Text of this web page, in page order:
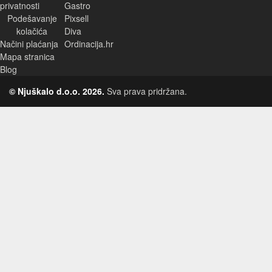
privatnosti
Podešavanje
kolačića
Načini plaćanja
Mapa stranica
Blog
Gastro
Pixsell
Diva
Ordinacija.hr
© Njuškalo d.o.o. 2026. Sva prava pridržana.